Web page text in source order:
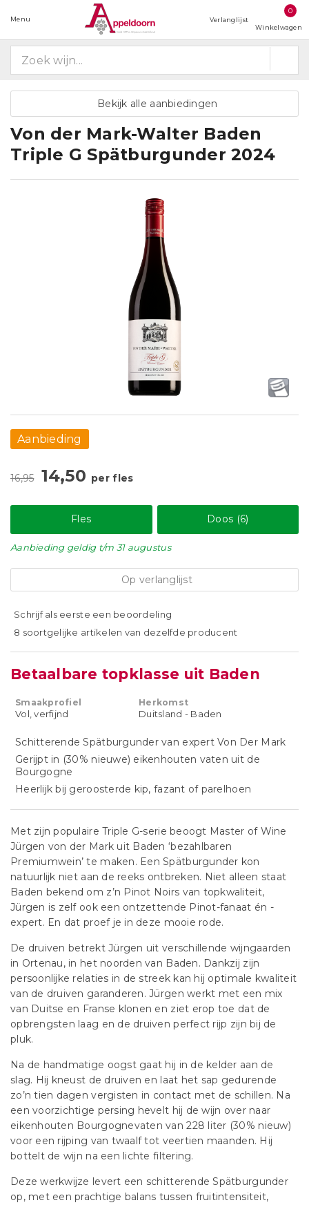
Menu Verlanglijst
0
Winkelwagen
Bekijk alle aanbiedingen
Von der Mark-Walter Baden
Triple G Spätburgunder 2024
Aanbieding
16,95 14,50 per fles
Fles Doos (6)
Aanbieding geldigt/m 31 augustus
Op verlanglijst
Schrijf als eerste een beoordeling
8 soortgelijke artikelen van dezelfde producent
Betaalbare topklasse uit Baden
Smaakprofiel
Vol, verfijnd
Herkomst
Duitsland - Baden
Schitterende Spätburgunder van expert Von Der Mark
Gerijpt in (30% nieuwe) eikenhouten vaten uit de
Bourgogne
Heerlijk bij geroosterde kip, fazant of parelhoen
Met zijn populaire Triple G-serie beoogt Master of Wine
Jürgen von der Mark uit Baden ‘bezahlbaren
Premiumwein’ te maken. Een Spätburgunder kon
natuurlijk niet aan de reeks ontbreken. Niet alleen staat
Baden bekend om z’n Pinot Noirs van topkwaliteit,
Jürgen is zelf ook een ontzettende Pinot-fanaat én -
expert. En dat proef je in deze mooie rode.
De druiven betrekt Jürgen uit verschillende wijngaarden
in Ortenau, in het noorden van Baden. Dankzij zijn
persoonlijke relaties in de streek kan hij optimale kwaliteit
van de druiven garanderen. Jürgen werkt met een mix
van Duitse en Franse klonen en ziet erop toe dat de
opbrengsten laag en de druiven perfect rijp zijn bij de
pluk.
Na de handmatige oogst gaat hij in de kelder aan de
slag. Hij kneust de druiven en laat het sap gedurende
zo’n tien dagen vergisten in contact met de schillen. Na
een voorzichtige persing hevelt hij de wijn over naar
eikenhouten Bourgognevaten van 228 liter (30% nieuw)
voor een rijping van twaalf tot veertien maanden. Hij
bottelt de wijn na een lichte filtering.
Deze werkwijze levert een schitterende Spätburgunder
op, met een prachtige balans tussen fruitintensiteit,